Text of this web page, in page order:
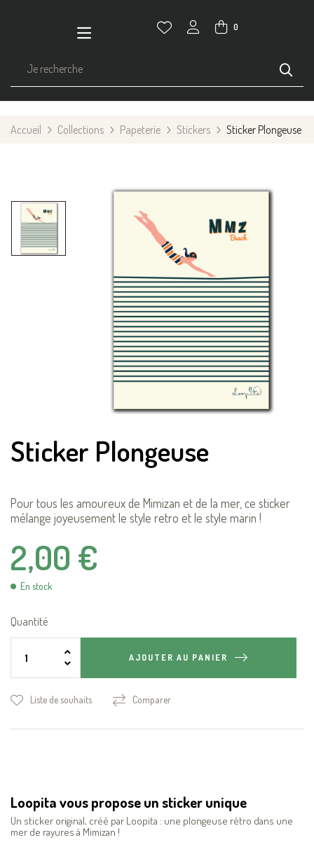
0
Accueil Collections Papeterie Stickers Sticker Plongeuse
Sticker Plongeuse
Pour tous les amoureux de Mimizan et de la mer, ce sticker
mélange joyeusement le style retro et le style marin !
2,00 €
En stock
Quantité
AJOUTER AU PANIER
Liste de souhaits Comparer
Loopita vous propose un sticker unique
Un sticker original, créé par Loopita : une plongeuse rétro dans une
mer de rayures à Mimizan !